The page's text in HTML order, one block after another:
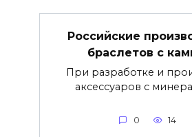
Российские
браслетов с
При разработке и
аксессуаров с
0 14